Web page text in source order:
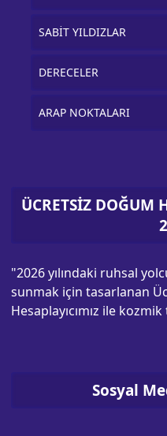
SABİT YILDIZLAR
DERECELER
ARAP NOKTALARI
ÜCRETSİZ DOĞUM
"2026 yılındaki ruhsal
sunmak için tasarlanan
Hesaplayıcımız ile
Sosyal